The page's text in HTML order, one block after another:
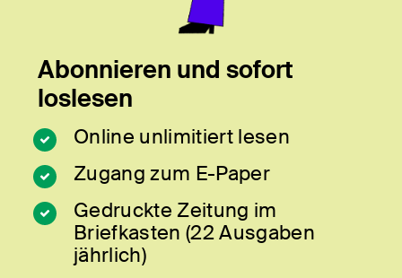
Abonnieren und sofort
loslesen
Online unlimitiert lesen
Zugang zum E-Paper
Gedruckte Zeitung im
Briefkasten (22 Ausgaben
jährlich)